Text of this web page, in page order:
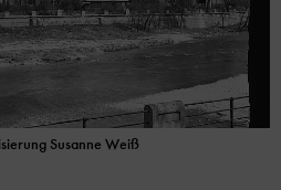
Susanne Weiß